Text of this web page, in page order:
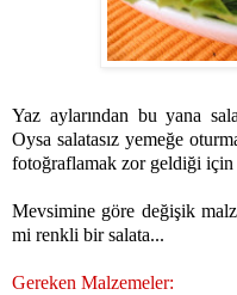
Yaz aylarından bu yana
Oysa salatasız yemeğe
fotoğraflamak zor geldiği için
Mevsimine göre değişik
mi renkli bir salata...
Gereken Malzemeler: